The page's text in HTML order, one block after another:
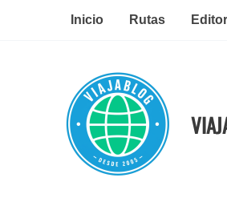
Inicio Rutas